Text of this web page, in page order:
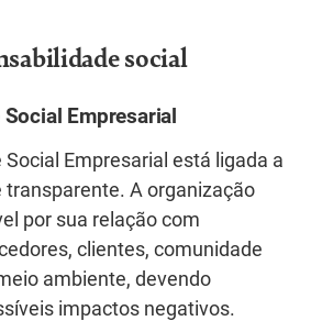
social
Empresarial
Empresarial está ligada a
transparente. A organização
por sua relação com
clientes, comunidade
ambiente, devendo
impactos negativos.